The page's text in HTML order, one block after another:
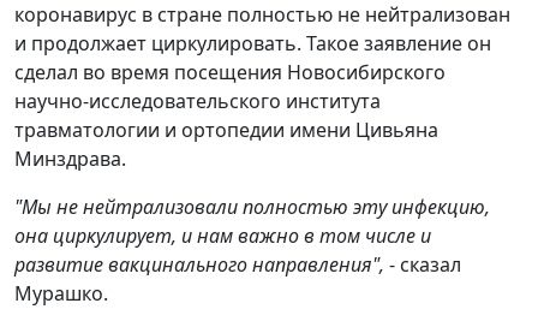
коронавирус в стране полностью не нейтрализован
и продолжает циркулировать. Такое заявление он
сделал во время посещения Новосибирского
научно-исследовательского института
травматологии и ортопедии имени Цивьяна
Минздрава.
"Мы не нейтрализовали полностью эту инфекцию,
она циркулирует, и нам важно в том числе и
развитие вакцинального направления", - сказал
Мурашко.